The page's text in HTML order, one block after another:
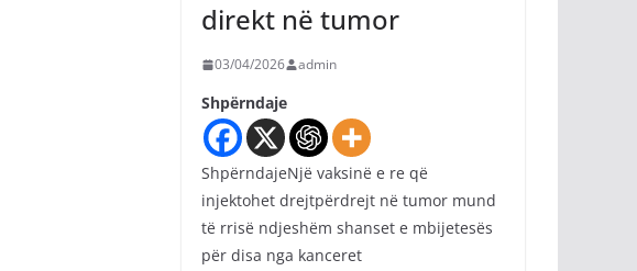
direkt në tumor
03/04/2026 admin
Shpërndaje
ShpërndajeNjë vaksinë e re që
injektohet drejtpërdrejt në tumor mund
të rrisë ndjeshëm shanset e mbijetesës
për disa nga kanceret